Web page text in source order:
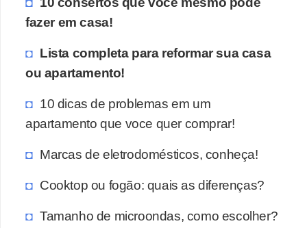
fazer em casa!
Lista completa para reformar sua casa
ou apartamento!
10 dicas de problemas em um
apartamento que voce quer comprar!
Marcas de eletrodomésticos, conheça!
Cooktop ou fogão: quais as diferenças?
Tamanho de microondas, como escolher?